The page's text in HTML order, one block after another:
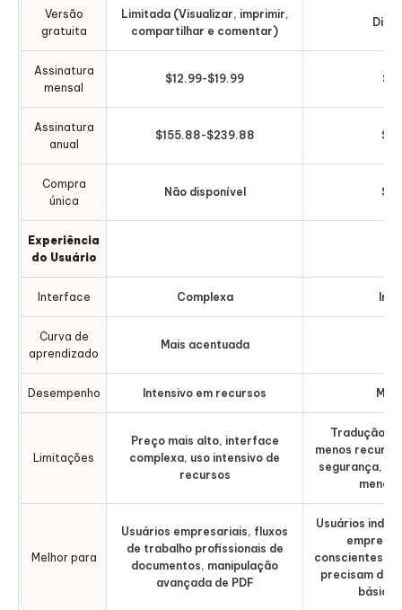
Versão
gratuita
Limitada (Visualizar, imprimir,
compartilhar e comentar)
Assinatura
mensal
$12.99-$19.99
Assinatura
anual
$155.88-$239.88
Compra
única
Não disponível
Experiência
do Usuário
Interface Complexa
Curva de
aprendizado
Mais acentuada
Desempenho Intensivo em recursos
Limitações
Preço mais alto, interface
complexa, uso intensivo de
recursos
Tradução
menos
segurança,
menos
Melhor para
Usuários empresariais, fluxos
de trabalho profissionais de
documentos, manipulação
avançada de PDF
Usuários
conscientes
precisam de